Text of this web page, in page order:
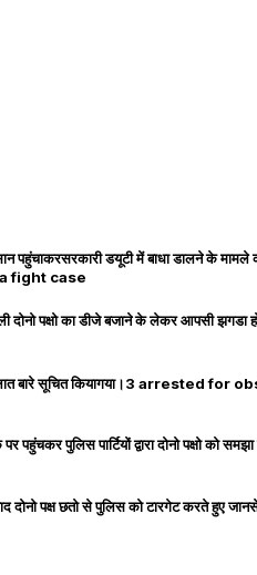
पहुंचाकरसरकारी डयूटी में बाधा डालने के
fight case
दोनो पक्षो का डीजे बजाने के लेकर आपसी झगडा
को हालात बारे सूचित कियागया।3
पुलिस पार्टियों द्वारा दोनो पक्षो को
दोनो पक्ष छतो से पुलिस को टारगेट करते हुए